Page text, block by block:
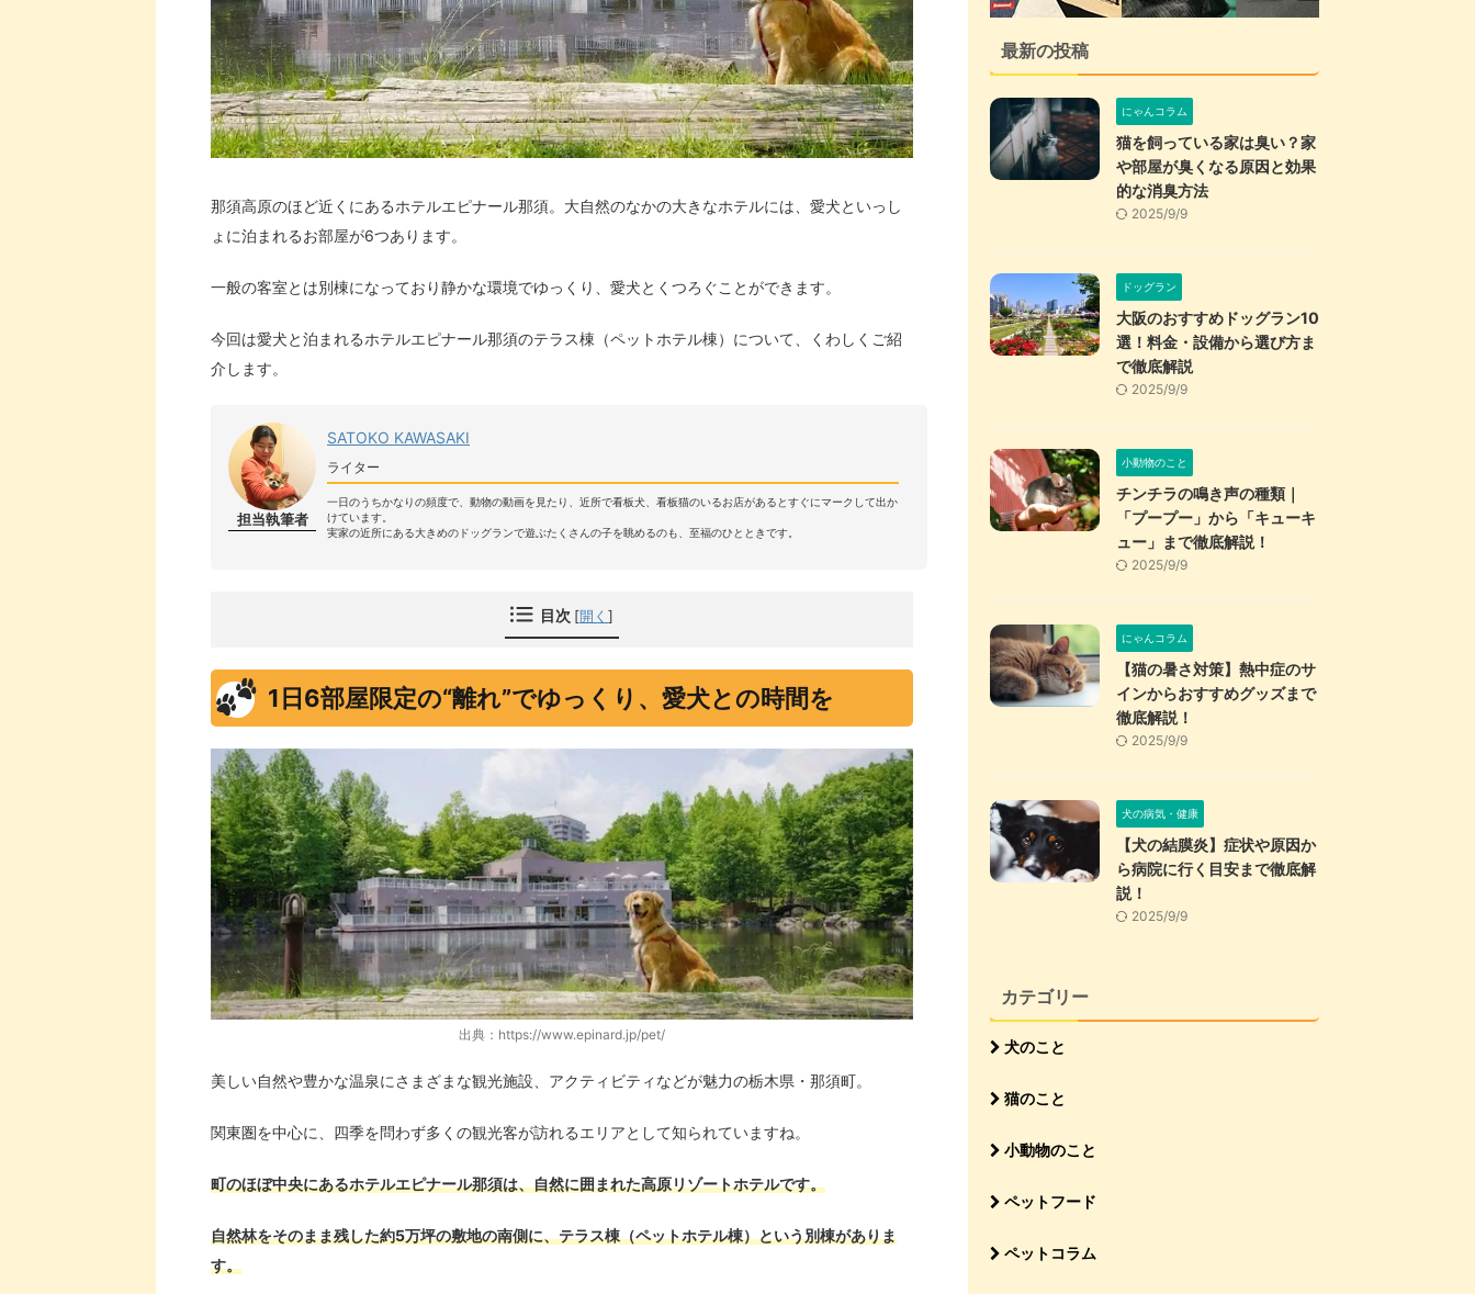
那須高原のほど近くにあるホテルエピナール那須。大自然のなかの大きなホテルには、愛犬といっし
ょに泊まれるお部屋が6つあります。
一般の客室とは別棟になっており静かな環境でゆっくり、愛犬とくつろぐことができます。
今回は愛犬と泊まれるホテルエピナール那須のテラス棟（ペットホテル棟）について、くわしくご紹
介します。
担当執筆者
SATOKO KAWASAKI
ライター
一日のうちかなりの頻度で、動物の動画を見たり、近所で看板犬、看板猫のいるお店があるとすぐにマークして出か
けています。
実家の近所にある大きめのドッグランで遊ぶたくさんの子を眺めるのも、至福のひとときです。
目次 [開く ]
1日6部屋限定の“離れ”でゆっくり、愛犬との時間を
出典：https://www.epinard.jp/pet/
美しい自然や豊かな温泉にさまざまな観光施設、アクティビティなどが魅力の栃木県・那須町。
関東圏を中心に、四季を問わず多くの観光客が訪れるエリアとして知られていますね。
町のほぼ中央にあるホテルエピナール那須は、自然に囲まれた高原リゾートホテルです。
自然林をそのまま残した約5万坪の敷地の南側に、テラス棟（ペットホテル棟）という別棟がありま
す。
最新の投稿
にゃんコラム
猫を飼っている家は臭い？家
や部屋が臭くなる原因と効果
的な消臭方法
2025/9/9
ドッグラン
大阪のおすすめドッグラン10
選！料金・設備から選び方ま
で徹底解説
2025/9/9
小動物のこと
チンチラの鳴き声の種類｜
「プープー」から「キューキ
ュー」まで徹底解説！
2025/9/9
にゃんコラム
【猫の暑さ対策】熱中症のサ
インからおすすめグッズまで
徹底解説！
2025/9/9
犬の病気・健康
【犬の結膜炎】症状や原因か
ら病院に行く目安まで徹底解
説！
2025/9/9
カテゴリー
犬のこと
猫のこと
小動物のこと
ペットフード
ペットコラム